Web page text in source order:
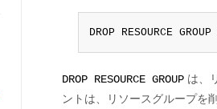
DROP RESOURCE GROUP
DROP RESOURCE GROUP は、
ントは、リソースグループを